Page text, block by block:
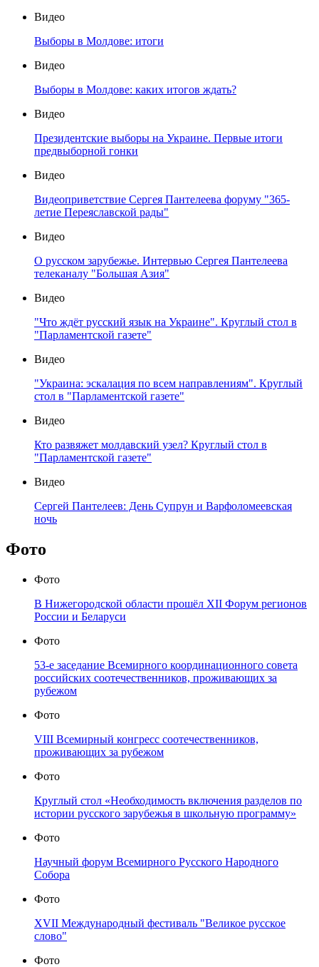
Видео
Выборы в Молдове: итоги
Видео
Выборы в Молдове: каких итогов ждать?
Видео
Президентские выборы на Украине. Первые итоги
предвыборной гонки
Видео
Видеоприветствие Сергея Пантелеева форуму "365-
летие Переяславской рады"
Видео
О русском зарубежье. Интервью Сергея Пантелеева
телеканалу "Большая Азия"
Видео
"Что ждёт русский язык на Украине". Круглый стол в
"Парламентской газете"
Видео
"Украина: эскалация по всем направлениям". Круглый
стол в "Парламентской газете"
Видео
Кто развяжет молдавский узел? Круглый стол в
"Парламентской газете"
Видео
Сергей Пантелеев: День Супрун и Варфоломеевская
ночь
Фото
Фото
В Нижегородской области прошёл XII Форум регионов
России и Беларуси
Фото
53-е заседание Всемирного координационного совета
российских соотечественников, проживающих за
рубежом
Фото
VIII Всемирный конгресс соотечественников,
проживающих за рубежом
Фото
Круглый стол «Необходимость включения разделов по
истории русского зарубежья в школьную программу»
Фото
Научный форум Всемирного Русского Народного
Собора
Фото
XVII Международный фестиваль "Великое русское
слово"
Фото